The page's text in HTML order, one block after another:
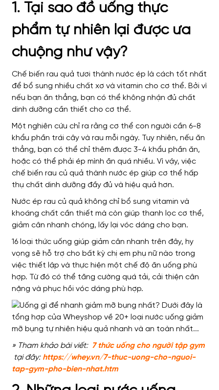
1. Tại sao đồ uống thực
phẩm tự nhiên lại được ưa
chuộng như vậy?
Chế biến rau quả tươi thành nước ép là cách tốt nhất
để bổ sung nhiều chất xơ và vitamin cho cơ thể. Bởi vì
nếu bạn ăn thẳng, bạn có thể không nhận đủ chất
dinh dưỡng cần thiết cho cơ thể.
Một nghiên cứu chỉ ra rằng cơ thể con người cần 6-8
khẩu phần trái cây và rau mỗi ngày. Tuy nhiên, nếu ăn
thẳng, bạn có thể chỉ thêm được 3-4 khẩu phần ăn,
hoặc có thể phải ép mình ăn quá nhiều. Vì vậy, việc
chế biến rau củ quả thành nước ép giúp cơ thể hấp
thụ chất dinh dưỡng đầy đủ và hiệu quả hơn.
Nước ép rau củ quả không chỉ bổ sung vitamin và
khoáng chất cần thiết mà còn giúp thanh lọc cơ thể,
giảm cân nhanh chóng, lấy lại vóc dáng cho bạn.
16 loại thức uống giúp giảm cân nhanh trên đây, hy
vọng sẽ hỗ trợ cho bất kỳ chị em phụ nữ nào trong
việc thiết lập và thực hiện một chế độ ăn uống phù
hợp. Từ đó có thể tăng cường quá tải, cải thiện cân
nặng và phục hồi vóc dáng phù hợp.
» Tham khảo bài viết: 7 thức uống cho người tập gym
tại đây: https://whey.vn/7-thuc-uong-cho-nguoi-
tap-gym-pho-bien-nhat.htm